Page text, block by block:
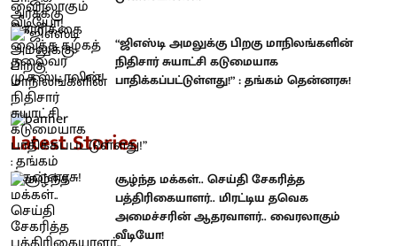
“ஜிஎஸ்டி அமலுக்கு பிறகு மாநிலங்களின்
நிதிசார் சுயாட்சி கடுமையாக
பாதிக்கப்பட்டுள்ளது!” : தங்கம் தென்னரசு!
Latest Stories
சூழ்ந்த மக்கள்.. செய்தி சேகரித்த
பத்திரிகையாளர்.. மிரட்டிய தவெக
அமைச்சரின் ஆதரவாளர்.. வைரலாகும்
வீடியோ!